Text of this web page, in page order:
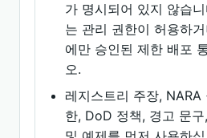
가 명시되어 있지 않습
는 관리 권한이 허용하
에만 승인된 제한 배포
오.
레지스트리 주장,
한, DoD 정책, 경고 문